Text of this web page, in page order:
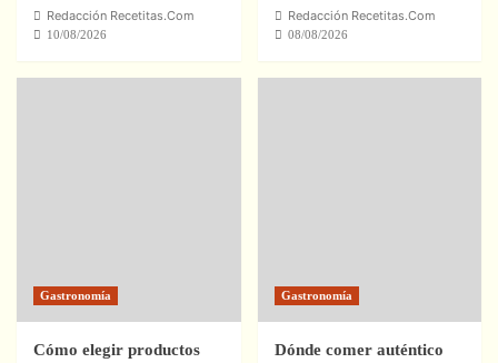
Redacción Recetitas.Com
10/08/2026
Redacción Recetitas.Com
08/08/2026
Gastronomía
Cómo elegir productos
Gastronomía
Dónde comer auténtico